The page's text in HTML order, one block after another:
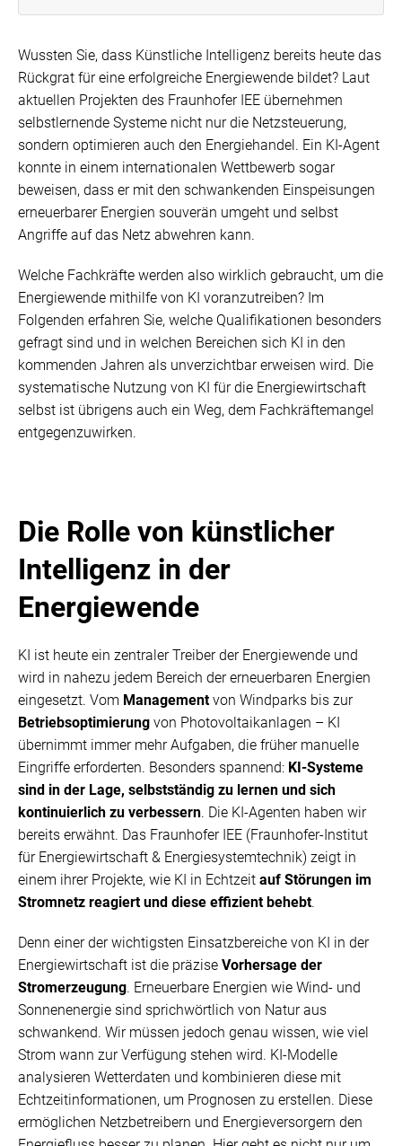
Wussten Sie, dass Künstliche Intelligenz bereits heute das
Rückgrat für eine erfolgreiche Energiewende bildet? Laut
aktuellen Projekten des Fraunhofer IEE übernehmen
selbstlernende Systeme nicht nur die Netzsteuerung,
sondern optimieren auch den Energiehandel. Ein KI-Agent
konnte in einem internationalen Wettbewerb sogar
beweisen, dass er mit den schwankenden Einspeisungen
erneuerbarer Energien souverän umgeht und selbst
Angriffe auf das Netz abwehren kann.
Welche Fachkräfte werden also wirklich gebraucht, um die
Energiewende mithilfe von KI voranzutreiben? Im
Folgenden erfahren Sie, welche Qualifikationen besonders
gefragt sind und in welchen Bereichen sich KI in den
kommenden Jahren als unverzichtbar erweisen wird. Die
systematische Nutzung von KI für die Energiewirtschaft
selbst ist übrigens auch ein Weg, dem Fachkräftemangel
entgegenzuwirken.
Die Rolle von künstlicher
Intelligenz in der
Energiewende
KI ist heute ein zentraler Treiber der Energiewende und
wird in nahezu jedem Bereich der erneuerbaren Energien
eingesetzt. Vom Managementvon Windparks bis zur
Betriebsoptimierung von Photovoltaikanlagen – KI
übernimmt immer mehr Aufgaben, die früher manuelle
Eingriffe erforderten. Besonders spannend: KI-Systeme
sind in der Lage, selbstständig zu lernen und sich
kontinuierlich zu verbessern. Die KI-Agenten haben wir
bereits erwähnt. Das Fraunhofer IEE (Fraunhofer-Institut
für Energiewirtschaft & Energiesystemtechnik) zeigt in
einem ihrer Projekte, wie KI in Echtzeit auf Störungen im
Stromnetz reagiert und diese effizient behebt.
Denn einer der wichtigsten Einsatzbereiche von KI in der
Energiewirtschaft ist die präzise Vorhersage der
Stromerzeugung. Erneuerbare Energien wie Wind- und
Sonnenenergie sind sprichwörtlich von Natur aus
schwankend. Wir müssen jedoch genau wissen, wie viel
Strom wann zur Verfügung stehen wird. KI-Modelle
analysieren Wetterdaten und kombinieren diese mit
Echtzeitinformationen, um Prognosen zu erstellen. Diese
ermöglichen Netzbetreibern und Energieversorgern den